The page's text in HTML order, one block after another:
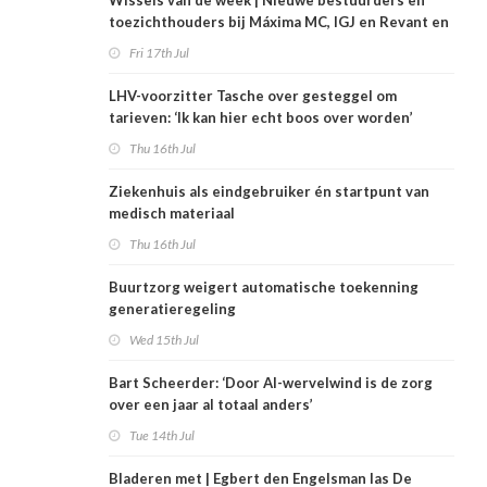
toezichthouders bij Máxima MC, IGJ en Revant en
Fri 17th Jul
LHV-voorzitter Tasche over gesteggel om
tarieven: ‘Ik kan hier echt boos over worden’
Thu 16th Jul
Ziekenhuis als eindgebruiker én startpunt van
medisch materiaal
Thu 16th Jul
Buurtzorg weigert automatische toekenning
generatieregeling
Wed 15th Jul
Bart Scheerder: ‘Door AI-wervelwind is de zorg
over een jaar al totaal anders’
Tue 14th Jul
Bladeren met | Egbert den Engelsman las De